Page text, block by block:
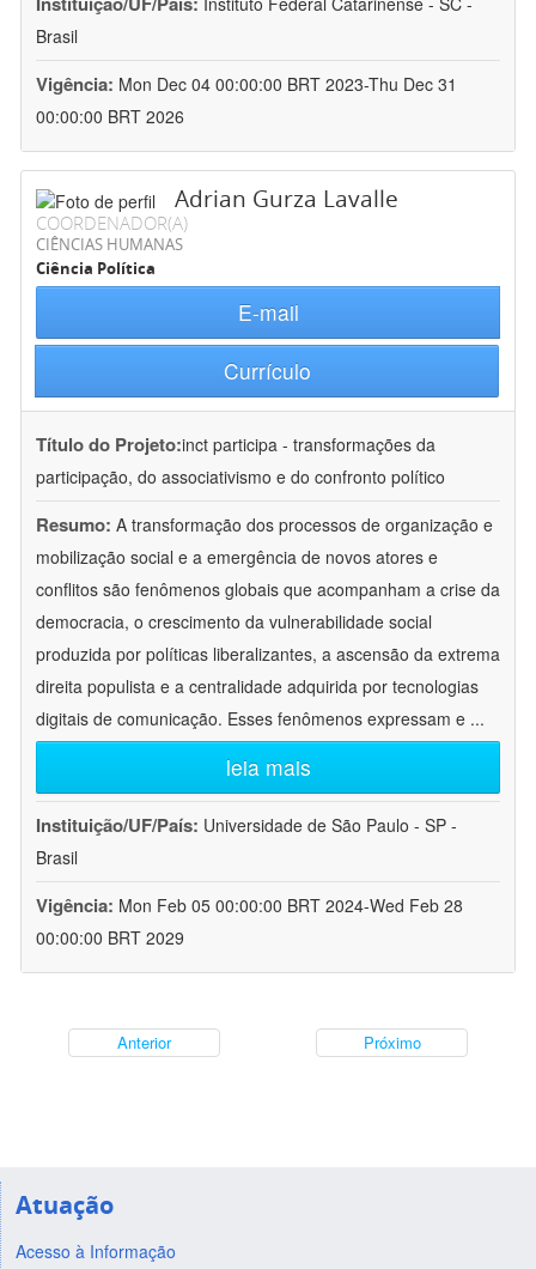
Brasil
Vigência: Mon Dec 04 00:00:00 BRT 2023-Thu Dec 31
00:00:00 BRT 2026
Adrian Gurza Lavalle
COORDENADOR(A)
CIÊNCIAS HUMANAS
Ciência Política
E-mail
Currículo
Título do Projeto:inct participa - transformações da
participação, do associativismo e do confronto político
Resumo: A transformação dos processos de organização e
mobilização social e a emergência de novos atores e
conflitos são fenômenos globais que acompanham a crise da
democracia, o crescimento da vulnerabilidade social
produzida por políticas liberalizantes, a ascensão da extrema
direita populista e a centralidade adquirida por tecnologias
digitais de comunicação. Esses fenômenos expressam e ...
leia mais
Instituição/UF/País: Universidade de São Paulo - SP -
Brasil
Vigência: Mon Feb 05 00:00:00 BRT 2024-Wed Feb 28
00:00:00 BRT 2029
Anterior Próximo
Atuação
Acesso à Informação